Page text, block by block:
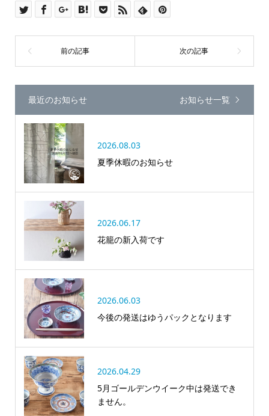
最近のお知らせ お知らせ一覧
2026.08.03
夏季休暇のお知らせ
2026.06.17
花籠の新入荷です
2026.06.03
今後の発送はゆうパックとなります
2026.04.29
5月ゴールデンウイーク中は発送でき
ません。